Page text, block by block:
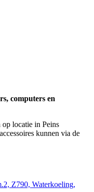
computers en
op locatie in Peins
kunnen via de